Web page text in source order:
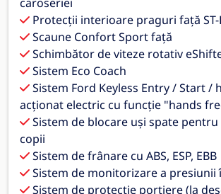
Protecții interioare praguri față ST-
Scaune Confort Sport față
Schimbător de viteze rotativ
Sistem Eco Coach
Sistem Ford Keyless Entry / Start /
acționat electric cu funcție "hands
Sistem de blocare uși spate
copii
Sistem de frânare cu ABS, ESP, EBB
Sistem de monitorizare a presiunii
Sistem de protecție portiere (la